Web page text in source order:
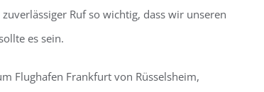
Ruf so wichtig, dass wir unseren
es sein.
Flughafen Frankfurt von Rüsselsheim,